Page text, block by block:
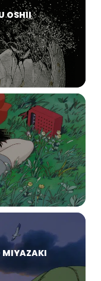
OSHII
MIYAZAKI